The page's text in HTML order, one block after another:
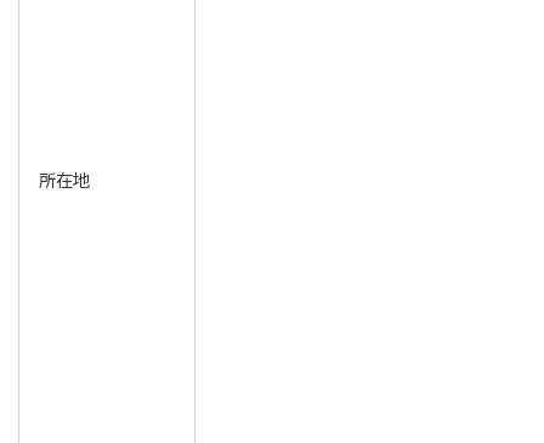
所在地